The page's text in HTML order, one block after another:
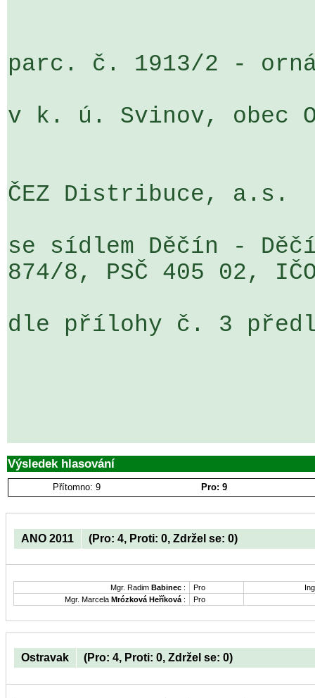
parc. č. 1913/2 -
v k. ú. Svinov, obec
ČEZ Distribuce, a.s.
se sídlem Děčín -
874/8, PSČ 405 02,
dle přílohy č. 3
Výsledek hlasování
Přítomno: 9 Pro: 9
ANO 2011 (Pro: 4, Proti: 0, Zdržel se: 0)
Mgr. Radim Babinec : Pro
Mgr. Marcela Mrózková Heříková : Pro
Ostravak (Pro: 4, Proti: 0, Zdržel se: 0)